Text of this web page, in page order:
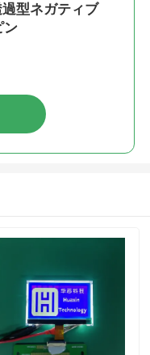
型ネガティブ
ン